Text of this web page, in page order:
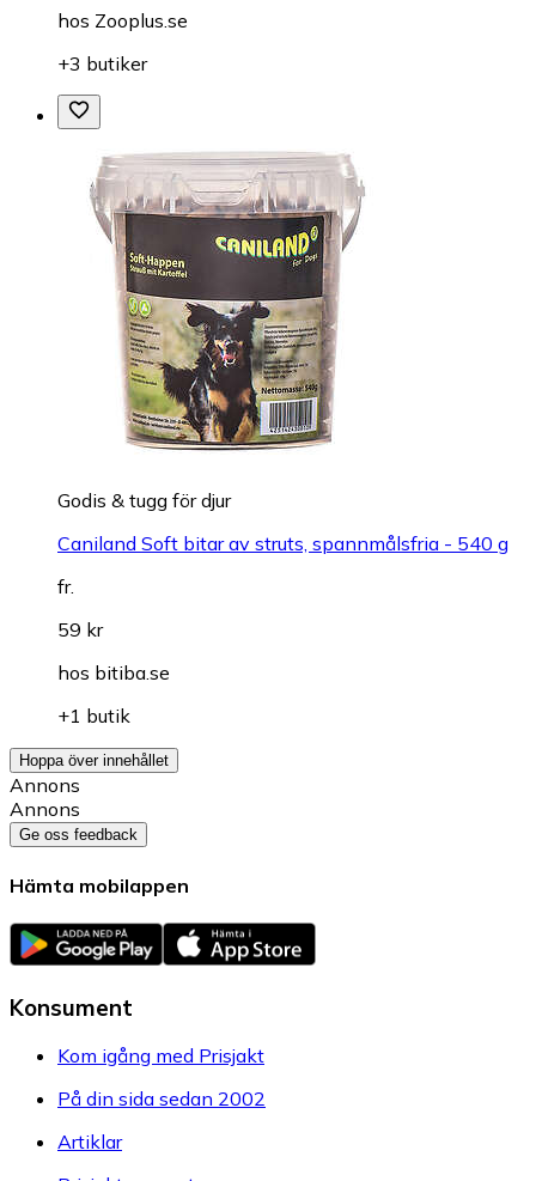
hos Zooplus.se
+3 butiker
Godis & tugg för djur
Caniland Soft bitar av struts, spannmålsfria - 540 g
fr.
59 kr
hos bitiba.se
+1 butik
Hoppa över innehållet
Annons
Annons
Ge oss feedback
Hämta mobilappen
Konsument
Kom igång med Prisjakt
På din sida sedan 2002
Artiklar